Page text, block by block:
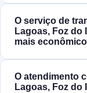
O serviço de
Lagoas, Foz do
mais
O atendimento
Lagoas, Foz do